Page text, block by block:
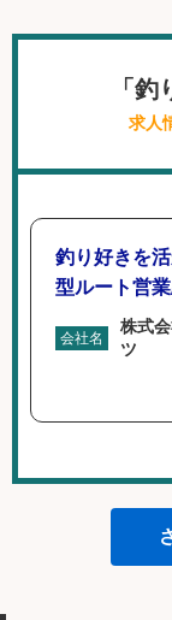
「
求人
釣り好きを
型ルート営
会社名
株式
ツ